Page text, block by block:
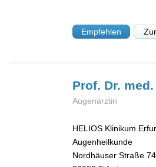
Empfehlen
Prof. Dr.
Augenärztin
HELIOS Klinikum
Augenheilkunde
Nordhäuser Straße 74